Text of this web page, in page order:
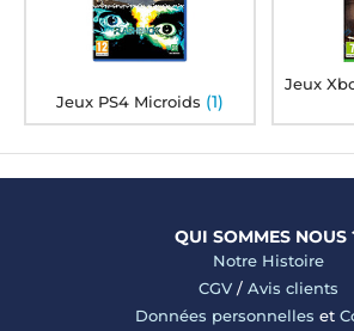
Jeux PS4 Microids (1)
Jeux
QUI SOMMES NOUS
Notre Histoire
CGV/ Avis clients
Données personnelles et